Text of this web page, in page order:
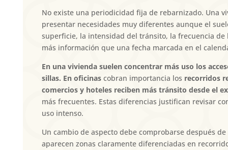
No existe una periodicidad fija de rebarnizado. Una
presentar necesidades muy diferentes aunque el
superficie, la intensidad del tránsito, la frecuencia
más información que una fecha marcada en el
En una vivienda suelen concentrar más uso los
sillas. En oficinas cobran importancia los recorridos
comercios y hoteles reciben más tránsito desde el
más frecuentes. Estas diferencias justifican revisar
uso intenso.
Un cambio de aspecto debe comprobarse después
aparecen zonas claramente diferenciadas en